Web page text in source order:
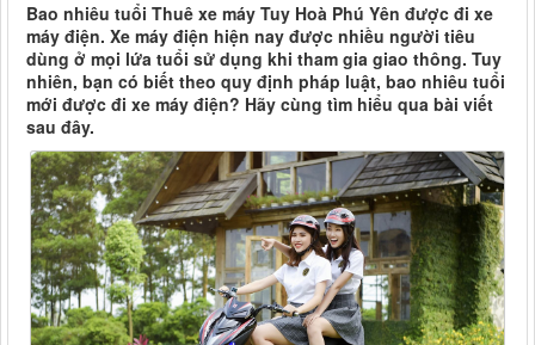
Bao nhiêu tuổi Thuê xe máy Tuy Hoà Phú Yên được đi xe
máy điện. Xe máy điện hiện nay được nhiều người tiêu
dùng ở mọi lứa tuổi sử dụng khi tham gia giao thông. Tuy
nhiên, bạn có biết theo quy định pháp luật, bao nhiêu tuổi
mới được đi xe máy điện? Hãy cùng tìm hiểu qua bài viết
sau đây.